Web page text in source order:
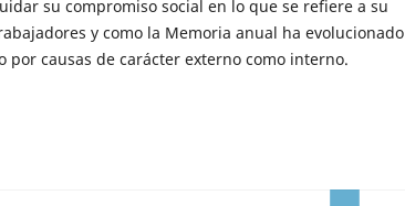
su compromiso social en lo que se refiere a su
y como la Memoria anual ha evolucionado
por causas de carácter externo como interno.